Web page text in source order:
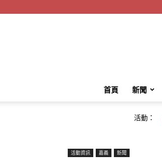
首頁 新聞
活動：
活動資訊 嘉義 新聞